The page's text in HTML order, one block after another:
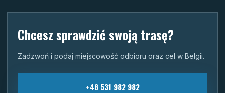
Chcesz sprawdzić swoją trasę?
Zadzwoń i podaj miejscowość odbioru oraz cel w Belgii.
+48 531 982 982